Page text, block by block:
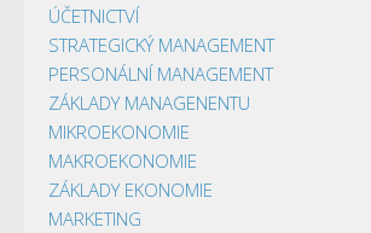
ÚČETNICTVÍ
STRATEGICKÝ MANAGEMENT
PERSONÁLNÍ MANAGEMENT
ZÁKLADY MANAGENENTU
MIKROEKONOMIE
MAKROEKONOMIE
ZÁKLADY EKONOMIE
MARKETING